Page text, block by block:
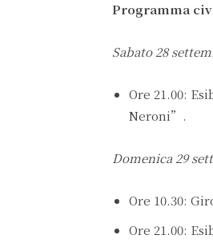
Programma
Sabato 28
Ore 21.00:
Neroni”.
Domenica 29
Ore 10.30:
Ore 21.00: